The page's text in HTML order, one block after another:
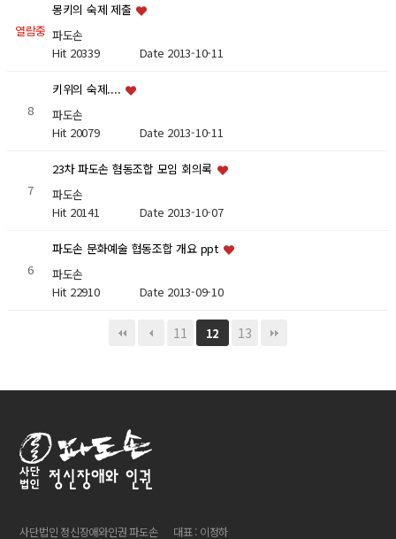
열람중
몽키의 숙제 제출
파도손
Hit 20339 Date 2013-10-11
8
키위의 숙제....
파도손
Hit 20079 Date 2013-10-11
7
23차 파도손 혐동조합 모임 회의록
파도손
Hit 20141 Date 2013-10-07
6
파도손 문화예술 협동조합 개요 ppt
파도손
Hit 22910 Date 2013-09-10
11 12 13
사단법인 정신장애와인권 파도손 대표 : 이정하